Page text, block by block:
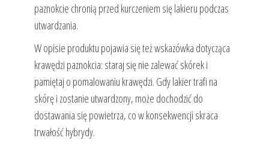
paznokcie chronią przed kurczeniem się lakieru podczas
utwardzania.
W opisie produktu pojawia się też wskazówka dotycząca
krawędzi paznokcia: staraj się nie zalewać skórek i
pamiętaj o pomalowaniu krawędzi. Gdy lakier trafi na
skórę i zostanie utwardzony, może dochodzić do
dostawania się powietrza, co w konsekwencji skraca
trwałość hybrydy.